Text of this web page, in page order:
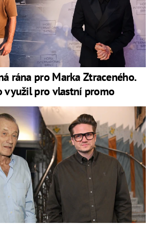
rána pro Marka Ztraceného.
využil pro vlastní promo